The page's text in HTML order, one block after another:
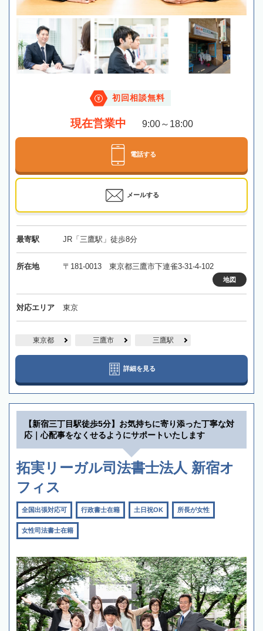
初回相談無料
現在営業中 9:00～18:00
電話する
メールする
最寄駅 JR「三鷹駅」徒歩8分
所在地 〒181-0013 東京都三鷹市下連雀3-31-4-102
地図
対応エリア 東京
東京都 三鷹市 三鷹駅
詳細を見る
【新宿三丁目駅徒歩5分】お気持ちに寄り添った丁寧な対
応｜心配事をなくせるようにサポートいたします
拓実リーガル司法書士法人 新宿オ
フィス
全国出張対応可 行政書士在籍 土日祝OK 所長が女性
女性司法書士在籍